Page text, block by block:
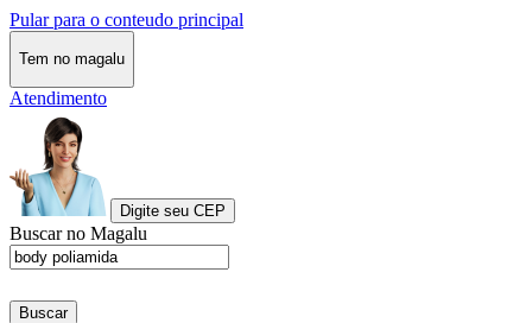
Pular para o conteudo principal
Tem no magalu
Atendimento
Digite seu CEP
Buscar no Magalu
Buscar